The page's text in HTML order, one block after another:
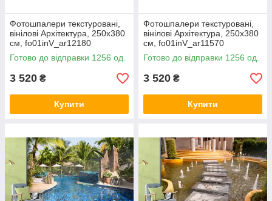
Фотошпалери текстуровані,
вінілові Архітектура, 250х380
см, fo01inV_ar12180
Готово до відправки 1256 од.
3 520 ₴
Купити
Фотошпалери текстуровані,
вінілові Архітектура, 250х380
см, fo01inV_ar11570
Готово до відправки 1256 од.
3 520 ₴
Купити